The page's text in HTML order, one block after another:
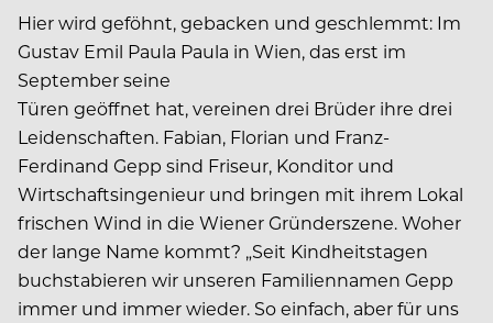
Hier wird geföhnt, gebacken und geschlemmt: Im
Gustav Emil Paula Paula in Wien, das erst im
September seine
Türen geöffnet hat, vereinen drei Brüder ihre drei
Leidenschaften. Fabian, Florian und Franz-
Ferdinand Gepp sind Friseur, Konditor und
Wirtschaftsingenieur und bringen mit ihrem Lokal
frischen Wind in die Wiener Gründerszene. Woher
der lange Name kommt? „Seit Kindheitstagen
buchstabieren wir unseren Familiennamen Gepp
immer und immer wieder. So einfach, aber für uns